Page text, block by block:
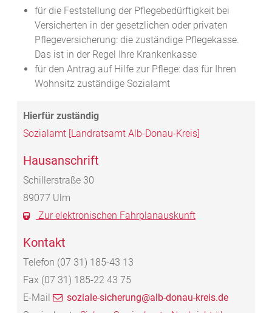
für die Feststellung der Pflegebedürftigkeit bei
Versicherten in der gesetzlichen oder privaten
Pflegeversicherung: die zuständige Pflegekasse.
Das ist in der Regel Ihre Krankenkasse
für den Antrag auf Hilfe zur Pflege: das für Ihren
Wohnsitz zuständige Sozialamt
Sozialamt [Landratsamt Alb-Donau-Kreis]
Hausanschrift
Schillerstraße 30
89077 Ulm
Zur elektronischen Fahrplanauskunft
Kontakt
Telefon (07 31) 185-43 13
Fax (07 31) 185-22 43 75
E-Mail
soziale-sicherung@alb-donau-kreis.de